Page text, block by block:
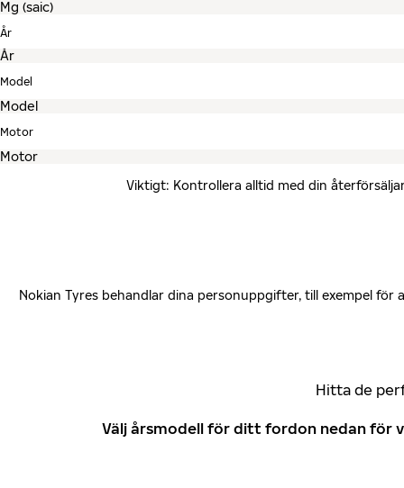
År
Model
Motor
Viktigt: Kontrollera alltid med din
Nokian Tyres behandlar dina personuppgifter, till exempel
Hitta de
Välj årsmodell för ditt fordon nedan för